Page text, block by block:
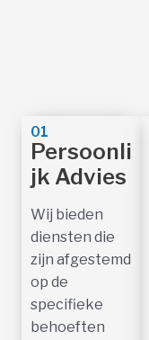
01
Persoonli
jk Advies
Wij bieden
diensten die
zijn afgestemd
op de
specifieke
behoeften